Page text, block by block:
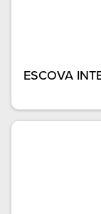
ESCOVA